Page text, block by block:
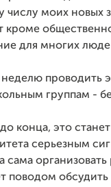
моих новых
кроме
для многих
проводить
группам -
конца, это
серьезным
сама
поводом обсудить